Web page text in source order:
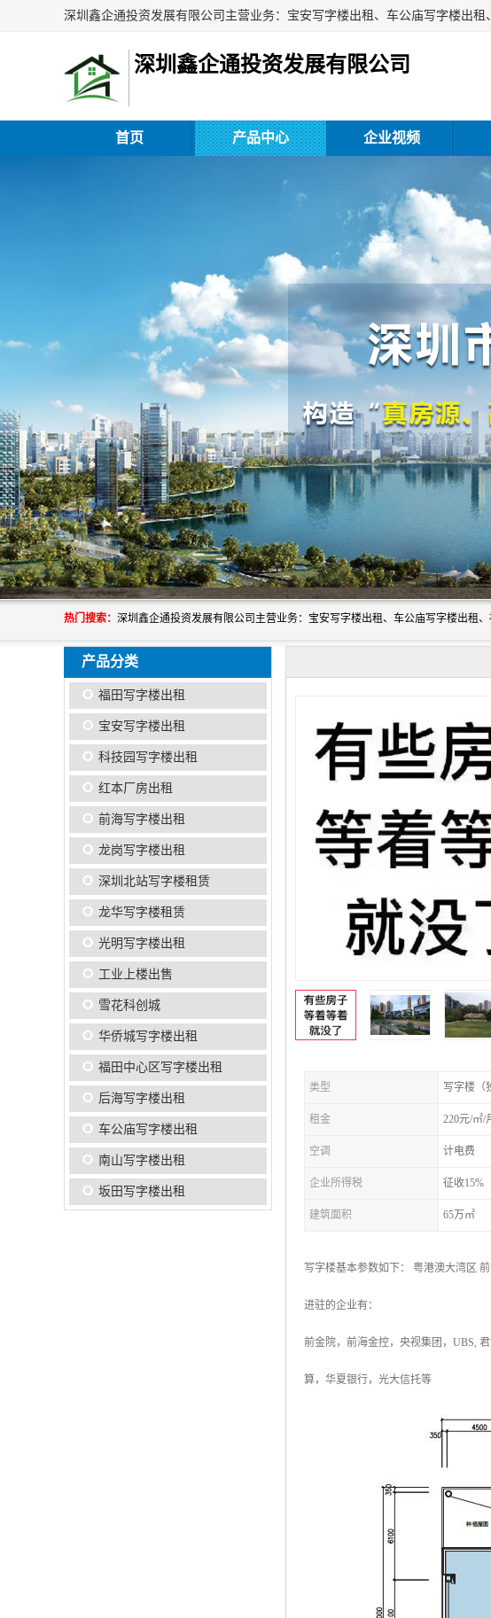
深圳鑫企通投资发展有限公司
首页 产品中心 企业视频
热门搜索：
产品分类
福田写字楼出租
宝安写字楼出租
科技园写字楼出租
红本厂房出租
前海写字楼出租
龙岗写字楼出租
深圳北站写字楼租赁
龙华写字楼租赁
光明写字楼出租
工业上楼出售
雪花科创城
华侨城写字楼出租
福田中心区写字楼出租
后海写字楼出租
车公庙写字楼出租
南山写字楼出租
坂田写字楼出租
类型 写字楼（
租金 220元/㎡/
空调 计电费
企业所得税 征收15%
建筑面积 65万㎡
写字楼基本参数如下： 粤港澳大湾区
进驻的企业有：
前金院，前海金控，央视集团，UBS,
算，华夏银行，光大信托等